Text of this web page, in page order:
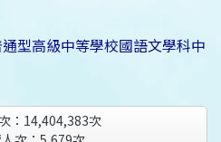
型高級中等學校國語文學科中
： 14,404,383次